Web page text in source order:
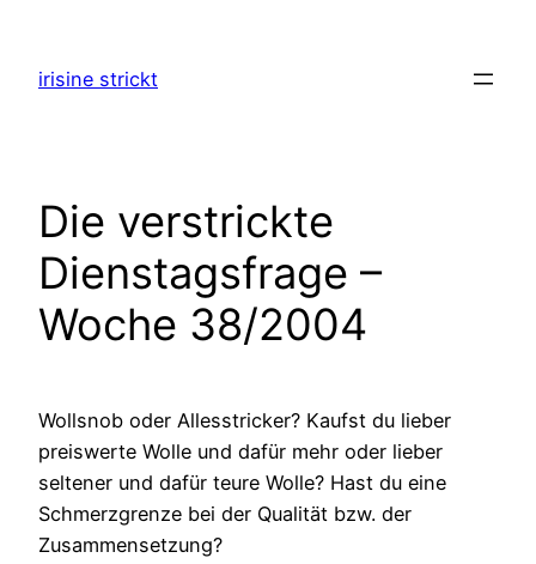
springen
irisine strickt
Die verstrickte
Dienstagsfrage –
Woche 38/2004
Wollsnob oder Allesstricker? Kaufst du lieber
preiswerte Wolle und dafür mehr oder lieber
seltener und dafür teure Wolle? Hast du eine
Schmerzgrenze bei der Qualität bzw. der
Zusammensetzung?